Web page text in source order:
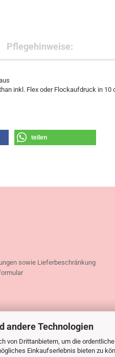
andere Technologien
von Drittanbietern, um die
Einkaufserlebnis bieten zu
Pflegehinweise:
inkl. Flex oder Flockaufdruck in 10
teilen
sowie Lieferbeschränkung